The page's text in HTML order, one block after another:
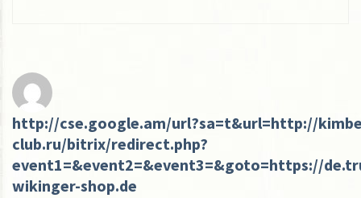
http://cse.google.am/url?sa=t&url=http://
club.ru/bitrix/redirect.php?
event1=&event2=&event3=&goto=https://
wikinger-shop.de